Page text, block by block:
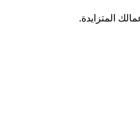
المتزايدة.